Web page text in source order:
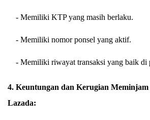
- Memiliki KTP yang masih berlaku.
- Memiliki nomor ponsel yang aktif.
- Memiliki riwayat transaksi yang baik di
4. Keuntungan dan Kerugian Meminjam
Lazada: